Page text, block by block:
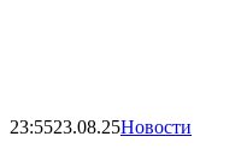
23:5523.08.25Новости